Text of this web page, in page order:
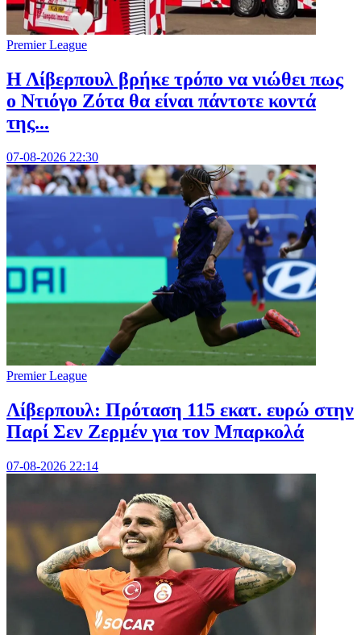
Premier League
Η Λίβερπουλ βρήκε τρόπο να νιώθει πως
ο Ντιόγο Ζότα θα είναι πάντοτε κοντά
της...
07-08-2026 22:30
Premier League
Λίβερπουλ: Πρόταση 115 εκατ. ευρώ στην
Παρί Σεν Ζερμέν για τον Μπαρκολά
07-08-2026 22:14